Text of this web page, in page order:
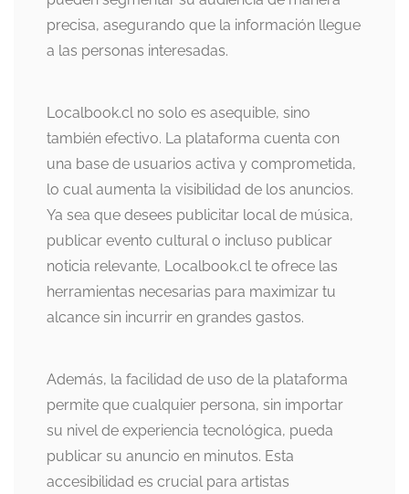
precisa, asegurando que la información llegue
a las personas interesadas.
Localbook.cl no solo es asequible, sino
también efectivo. La plataforma cuenta con
una base de usuarios activa y comprometida,
lo cual aumenta la visibilidad de los anuncios.
Ya sea que desees publicitar local de música,
publicar evento cultural o incluso publicar
noticia relevante, Localbook.cl te ofrece las
herramientas necesarias para maximizar tu
alcance sin incurrir en grandes gastos.
Además, la facilidad de uso de la plataforma
permite que cualquier persona, sin importar
su nivel de experiencia tecnológica, pueda
publicar su anuncio en minutos. Esta
accesibilidad es crucial para artistas